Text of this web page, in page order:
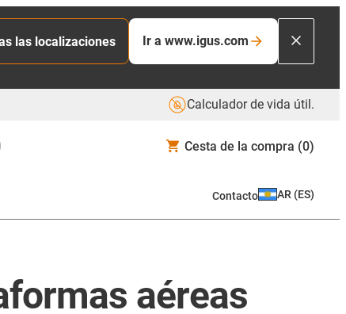
las localizaciones Ir a www.igus.com
Calculador de vida útil.
Cesta de la compra (0)
Contacto AR (ES)
aéreas